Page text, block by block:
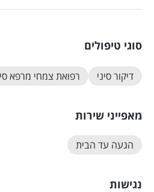
סוגי טיפולים
דיקור סיני רפואת צמחי מרפא
מאפייני שירות
הגעה עד הבית
נגישות